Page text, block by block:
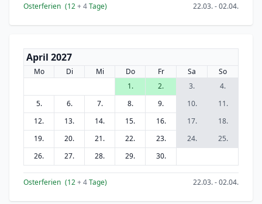
Osterferien (12+ 4Tage) 22.03. - 02.04.
April 2027
Mo Di Mi Do Fr Sa
So
1.
2. 3.
4.
5.
6. 7. 8. 9. 10.
11.
12.
13. 14. 15. 16. 17.
18.
19.
20. 21. 22. 23. 24.
25.
26.
27. 28. 29. 30.
Osterferien (12+ 4Tage) 22.03. - 02.04.